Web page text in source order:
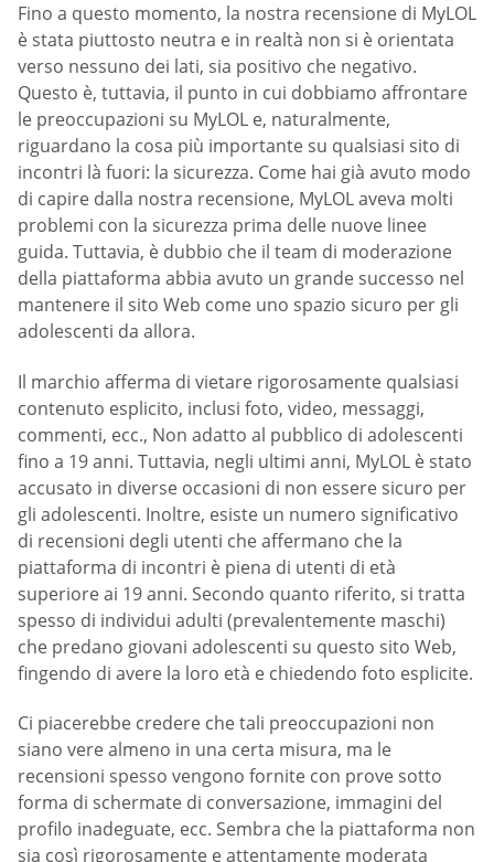
Fino a questo momento, la nostra recensione di MyLOL
è stata piuttosto neutra e in realtà non si è orientata
verso nessuno dei lati, sia positivo che negativo.
Questo è, tuttavia, il punto in cui dobbiamo affrontare
le preoccupazioni su MyLOL e, naturalmente,
riguardano la cosa più importante su qualsiasi sito di
incontri là fuori: la sicurezza. Come hai già avuto modo
di capire dalla nostra recensione, MyLOL aveva molti
problemi con la sicurezza prima delle nuove linee
guida. Tuttavia, è dubbio che il team di moderazione
della piattaforma abbia avuto un grande successo nel
mantenere il sito Web come uno spazio sicuro per gli
adolescenti da allora.
Il marchio afferma di vietare rigorosamente qualsiasi
contenuto esplicito, inclusi foto, video, messaggi,
commenti, ecc., Non adatto al pubblico di adolescenti
fino a 19 anni. Tuttavia, negli ultimi anni, MyLOL è stato
accusato in diverse occasioni di non essere sicuro per
gli adolescenti. Inoltre, esiste un numero significativo
di recensioni degli utenti che affermano che la
piattaforma di incontri è piena di utenti di età
superiore ai 19 anni. Secondo quanto riferito, si tratta
spesso di individui adulti (prevalentemente maschi)
che predano giovani adolescenti su questo sito Web,
fingendo di avere la loro età e chiedendo foto esplicite.
Ci piacerebbe credere che tali preoccupazioni non
siano vere almeno in una certa misura, ma le
recensioni spesso vengono fornite con prove sotto
forma di schermate di conversazione, immagini del
profilo inadeguate, ecc. Sembra che la piattaforma non
sia così rigorosamente e attentamente moderata